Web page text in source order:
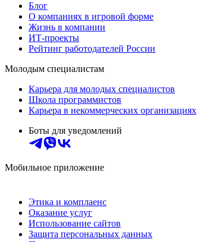
Блог
О компаниях в игровой форме
Жизнь в компании
ИТ-проекты
Рейтинг работодателей России
Молодым специалистам
Карьера для молодых специалистов
Школа программистов
Карьера в некоммерческих организациях
Боты для уведомлений
Мобильное приложение
Этика и комплаенс
Оказание услуг
Использование сайтов
Защита персональных данных